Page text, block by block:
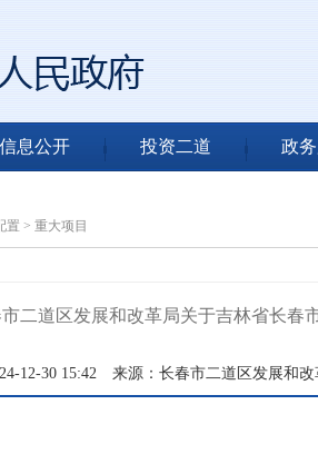
息公开 投资二道 政
置 > 重大项目
二道区发展和改革局关于吉林省长春
12-30 15:42 来源：长春市二道区发展和改